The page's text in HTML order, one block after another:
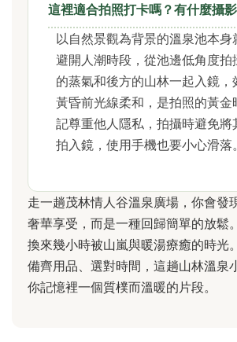
這裡適合拍照打卡嗎？有什麼攝
以自然景觀為背景的溫泉池本身
避開人潮時段，從池邊低角度拍
的蒸氣和後方的山林一起入鏡，
黃昏前光線柔和，是拍照的黃金
記尊重他人隱私，拍攝時避免將
拍入鏡，使用手機也要小心滑落。
走一趟茂林情人谷溫泉廣場，你會發
奢華享受，而是一種回歸簡單的放鬆
換來幾小時被山嵐與暖湯療癒的時光
備齊用品、選對時間，這趟山林溫泉
你記憶裡一個質樸而溫暖的片段。